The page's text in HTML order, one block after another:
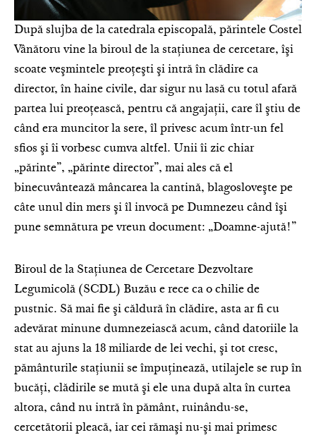
După slujba de la catedrala episco­pa­lă, părintele Costel
Vâ­nătoru vine la biroul de la staţiunea de cercetare, îşi
scoate veşmintele preoţeşti şi intră în clădire ca
director, în haine civile, dar sigur nu lasă cu totul afară
partea lui preoţească, pentru că angajaţii, care îl ştiu de
când era muncitor la sere, îl privesc acum într-un fel
sfios şi îi vorbesc cumva altfel. Unii îi zic chiar
„părinte”, „părinte director”, mai ales că el
binecuvântează mâncarea la cantină, blagoslo­veşte pe
câte unul din mers şi îl invocă pe Dumnezeu când îşi
pune semnă­tura pe vreun document: „Doamne-ajută!”
Biroul de la Staţiunea de Cercetare Dezvoltare
Legumicolă (SCDL) Buzău e rece ca o chilie de
pustnic. Să mai fie şi căldură în clădire, asta ar fi cu
adevărat minune dumnezeiască acum, când datoriile la
stat au ajuns la 18 miliarde de lei vechi, şi tot cresc,
pământurile staţiunii se împuţinează, utilajele se rup în
bucăţi, clădirile se mută şi ele una după alta în curtea
altora, când nu intră în pământ, ruinându-se,
cercetătorii pleacă, iar cei rămaşi nu-şi mai primesc